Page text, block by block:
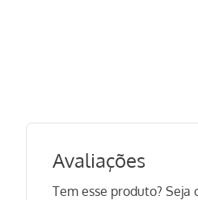
Avaliações
Tem esse produto?